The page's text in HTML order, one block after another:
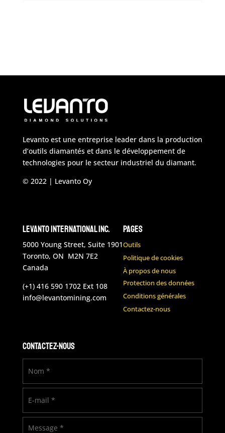
Levanto est une entreprise leader dans la production
d’outils diamantés et dans le développement de
technologies pour le secteur industriel du diamant.
© 2022 | Levanto Oy
Levanto International Inc.
5000 Young Street, Suite 1901
Toronto, ON M2N 7E2
Canada
(+1) 416 590 1702 Ext 108
info@levantomining.com
Pages
Outils
Politique de cookies
À propos de nous
Protection des données
Conditions générales
Contactez-nous
Contactez-nous